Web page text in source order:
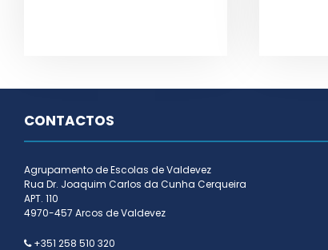
CONTACTOS
Agrupamento de Escolas de Valdevez
Rua Dr. Joaquim Carlos da Cunha Cerqueira
APT. 110
4970-457 Arcos de Valdevez
+351 258 510 320